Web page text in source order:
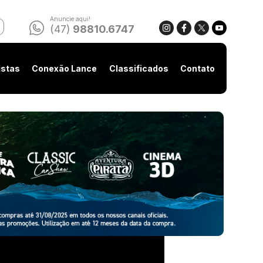
Anuncie aqui!
(47) 98810.6747
Conexão Lance Classificados Contato